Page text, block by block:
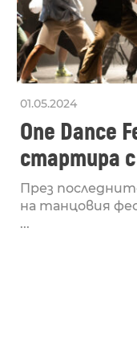
01.05.2024
One Dance
стартира
Lucid,
рейв
През
на танцовия
...